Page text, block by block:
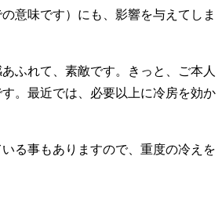
意味です）にも、影響を与えてしま
ふれて、素敵です。きっと、ご本人
。最近では、必要以上に冷房を効か
る事もありますので、重度の冷えを